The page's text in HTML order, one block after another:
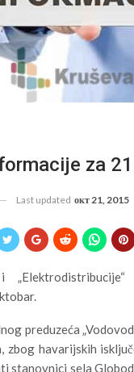
za
Last updated окт 21, 2015
preduzeća
zbog havarijskih
stanovnici sela